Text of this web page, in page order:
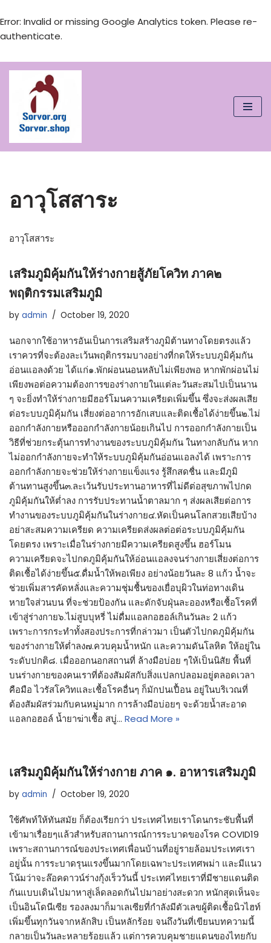
Error: Invalid or missing Google Analytics token. Please re-
authenticate.
content
อาวุโสสาระ
อาวุโสสาระ
เสริมภูมิคุ้มกันให้ร่างกายสู้ภัยโควิท ภาค๒
พฤติกรรมเสริมภูมิ
by admin October 19, 2020
นอกจากใช้อาหารอันเป็นการเสริมสร้างภูมิต้านทางโดยตรงแล้ว
เราควรที่จะต้องละเว้นพฤติกรรมบางอย่างที่กดให้ระบบภูมิคุ้มกัน
อ่อนแอลงด้วย ได้แก่๑.พักผ่อนนอนหลับไม่เพียงพอ หากพักผ่อนไม่
เพียงพอต่อความต้องการของร่างกายในแต่ละวันสะสมไปเป็นนาน
ๆ จะยิ่งทำให้ร่างกายมีฮอร์โมนความเครียดเพิ่มขึ้น ซึ่งจะส่งผลเสีย
ต่อระบบภูมิคุ้มกัน เสี่ยงต่ออาการอักเสบและติดเชื้อได้ง่ายขึ้น๒.ไม่
ออกกำลังกายหรือออกกำลังกายน้อยเกินไป การออกกำลังกายเป็น
วิธีที่ช่วยกระตุ้นการทำงานของระบบภูมิคุ้มกัน ในทางกลับกัน หาก
ไม่ออกกำลังกายจะทำให้ระบบภูมิคุ้มกันอ่อนแอลงได้ เพราะการ
ออกกำลังกายจะช่วยให้ร่างกายแข็งแรง รู้สึกสดชื่น และมีภูมิ
ต้านทานสูงขึ้น๓.ละเว้นรับประทานอาหารที่ไม่ดีต่อสุขภาพไปกด
ภูมิคุ้มกันให้ต่ำลง การรับประทานน้ำตาลมาก ๆ ส่งผลเสียต่อการ
ทำงานของระบบภูมิคุ้มกันในร่างกาย๔.หัดเป็นคนโลกสวยเสียบ้าง
อย่าสะสมความเครียด ความเครียดส่งผลต่อต่อระบบภูมิคุ้มกัน
โดยตรง เพราะเมื่อในร่างกายมีความเครียดสูงขึ้น ฮอร์โมน
ความเครียดจะไปกดภูมิคุ้มกันให้อ่อนแอลงจนร่างกายเสี่ยงต่อการ
ติดเชื้อได้ง่ายขึ้น๕.ดื่มน้ำให้พอเพียง อย่างน้อยวันละ 8 แก้ว น้ำจะ
ช่วยเพิ่มสารคัดหลั่งและความชุ่มชื้นของเยื่อบุผิวในท่อทางเดิน
หายใจส่วนบน ที่จะช่วยป้องกัน และดักจับฝุ่นละอองหรือเชื้อโรคที่
เข้าสู่ร่างกาย๖.ไม่สูบบุหรี่ ไม่ดื่มแอลกอฮอล์เกินวันละ 2 แก้ว
เพราะการกระทำทั้งสองประการที่กล่าวมา เป็นตัวไปกดภูมิคุ้มกัน
ของร่างกายให้ต่ำลง๗.ควบคุมน้ำหนัก และความดันโลหิต ให้อยู่ใน
ระดับปกติ๘. เมื่อออกนอกสถานที่ ล้างมือบ่อย ๆให้เป็นนิสัย พื้นที่
บนร่างกายของคนเราที่ต้องสัมผัสกับสิ่งแปลกปลอมอยู่ตลอดเวลา
คือมือ ไวรัสโควิทและเชื้อโรคอื่นๆ ก็มักปนเปื้อน อยู่ในบริเวณที่
ต้องสัมผัสร่วมกับคนหมู่มาก การล้างมือบ่อยๆ จะด้วยน้ำสะอาด
แอลกอฮอล์ น้ำยาฆ่าเชื้อ สบู่… Read More »
เสริมภูมิคุ้มกันให้ร่างกาย ภาค ๑. อาหารเสริมภูมิ
by admin October 19, 2020
ใช้ศัพท์ให้ทันสมัย ก็ต้องเรียกว่า ประเทศไทยเราโดนกระชับพื้นที่
เข้ามาเรื่อยๆแล้วสำหรับสถานการณ์การระบาดของโรค COVID19
เพราะสถานการณ์ของประเทศเพื่อนบ้านที่อยู่รายล้อมประเทศเรา
อยู่นั้น การระบาดรุนแรงขึ้นมากโดยเฉพาะประเทศพม่า และมีแนว
โน้มว่าจะล๊อคดาวน์ร่างกุ้งเร็ววันนี้ ประเทศไทยเราที่มีชายแดนติด
กันแบบเดินไปมาหาสู่เล็ดลอดกันไปมาอย่างสะดวก หนักสุดเห็นจะ
เป็นอินโดนีเซีย รองลงมาก็มาเลเซียที่กำลังมีตัวเลขผู้ติดเชื้อนิวไฮท์
เพิ่มขึ้นทุกวันจากหลักสิบ เป็นหลักร้อย จนถึงวันที่เขียนบทความนี้
กลายเป็นวันละหลายร้อยแล้ว แต่การควบคุมชายแดนของไทยกับ